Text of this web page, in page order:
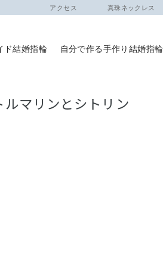
アクセス 真珠ネックレス
ド結婚指輪 自分で作る手作り結婚指輪
マリンとシトリン